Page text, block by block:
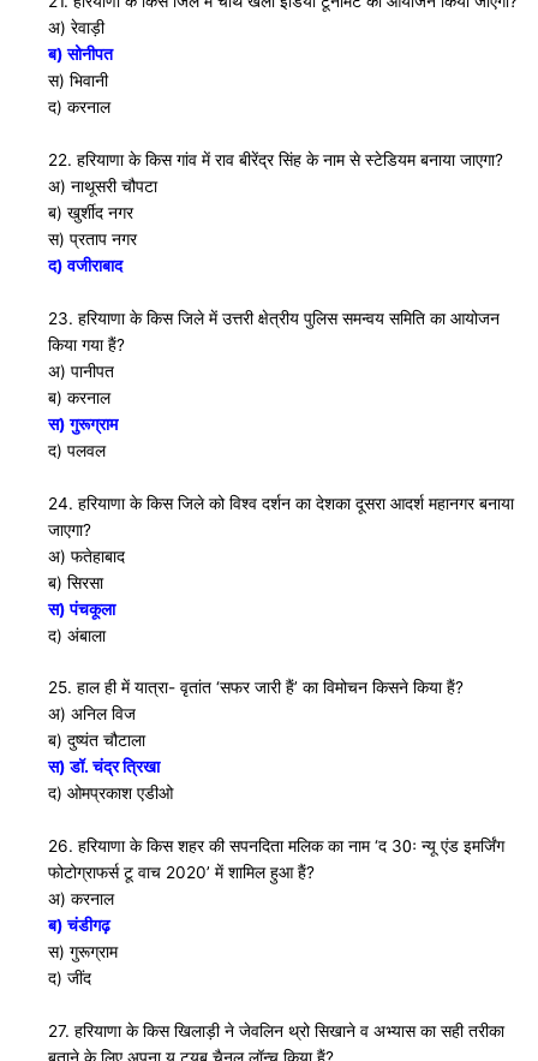
अ) रेवाड़ी
ब) सोनीपत
स) भिवानी
द) करनाल
22. हरियाणा के किस गांव में राव बीरेंद्र सिंह के नाम से स्टेडियम बनाया जाएगा?
अ) नाथूसरी चौपटा
ब) खुर्शीद नगर
स) प्रताप नगर
द) वजीराबाद
23. हरियाणा के किस जिले में उत्तरी क्षेत्रीय पुलिस समन्वय समिति का आयोजन
किया गया हैं?
अ) पानीपत
ब) करनाल
स) गुरूग्राम
द) पलवल
24. हरियाणा के किस जिले को विश्व दर्शन का देशका दूसरा आदर्श महानगर बनाया
जाएगा?
अ) फतेहाबाद
ब) सिरसा
स) पंचकूला
द) अंबाला
25. हाल ही में यात्रा- वृतांत ‘सफर जारी हैं’ का विमोचन किसने किया हैं?
अ) अनिल विज
ब) दुष्यंत चौटाला
स) डाॅ. चंद्र त्रिखा
द) ओमप्रकाश एडीओ
26. हरियाणा के किस शहर की सपनदिता मलिक का नाम ‘द 30ः न्यू एंड इमर्जिंग
फोटोग्राफर्स टू वाच 2020’ में शामिल हुआ हैं?
अ) करनाल
ब) चंडीगढ़
स) गुरूग्राम
द) जींद
27. हरियाणा के किस खिलाड़ी ने जेवलिन थ्रो सिखाने व अभ्यास का सही तरीका